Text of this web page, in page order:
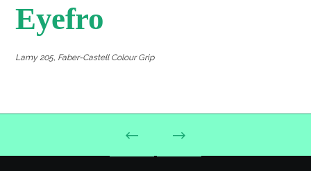
Eyefro
Lamy 205, Faber-Castell Colour Grip